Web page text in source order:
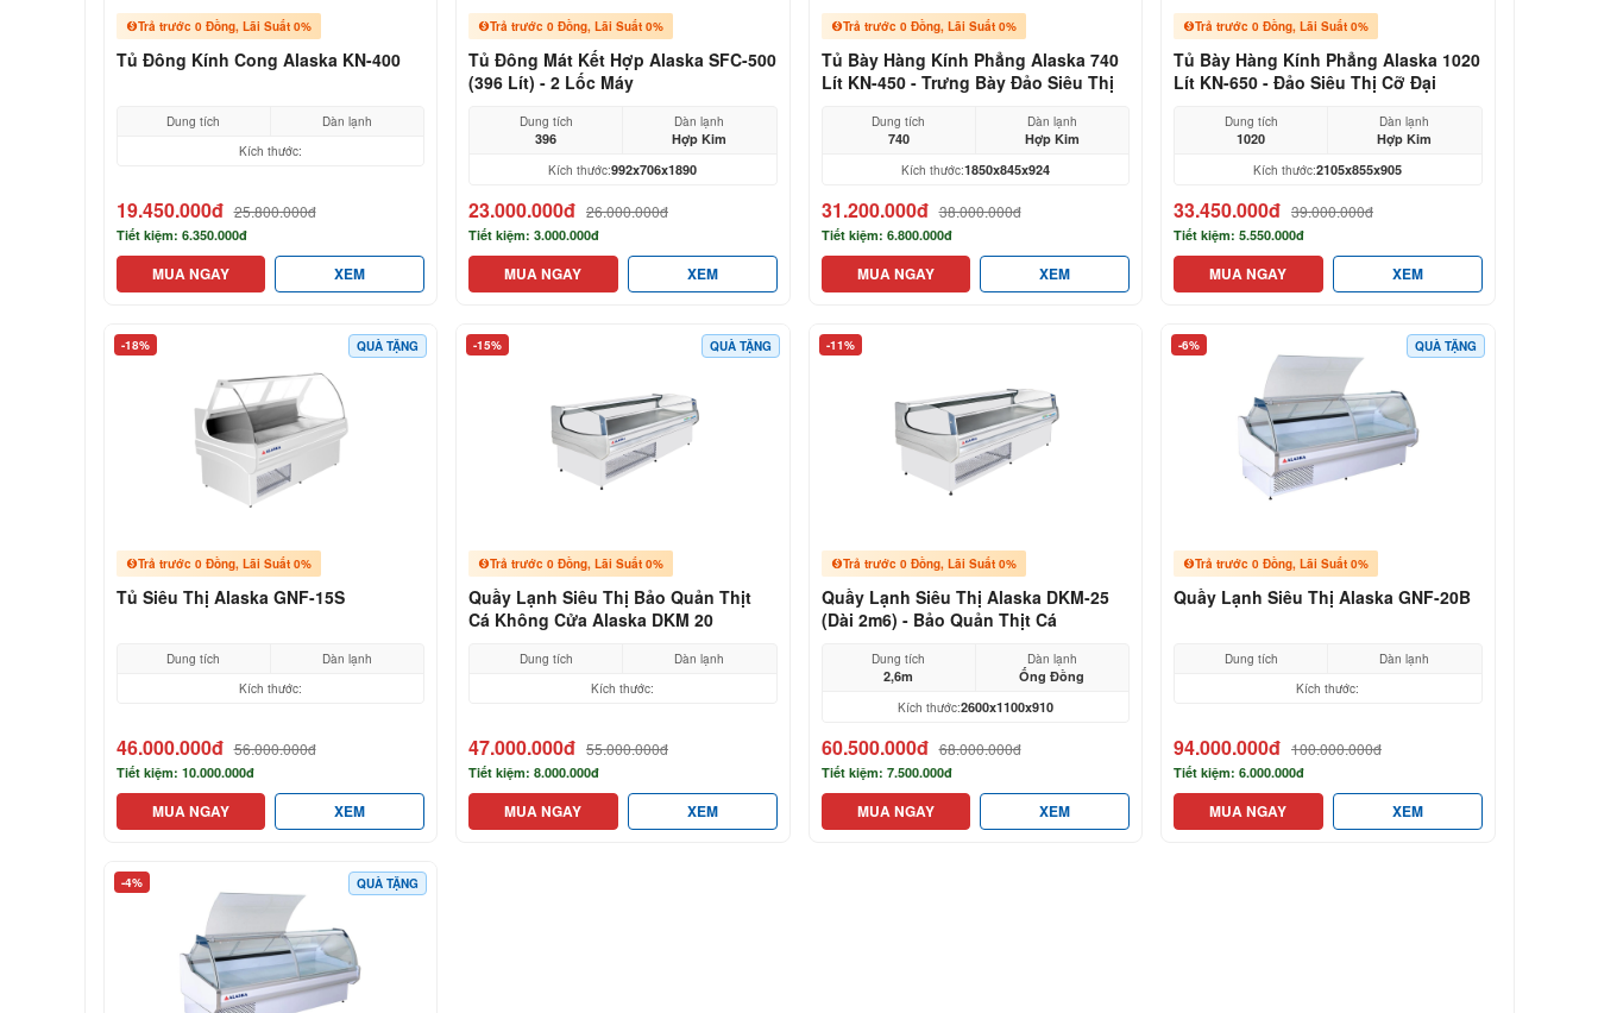
Trả trước 0 Đồng, Lãi Suất 0%
Tủ Đông Kính Cong Alaska KN-400
Dung tích
Dàn lạnh
Kích thước:
19.450.000đ 25.800.000đ
Tiết kiệm: 6.350.000đ
MUA NGAY XEM
Trả trước 0 Đồng, Lãi Suất 0%
Tủ Đông Mát Kết Hợp Alaska SFC-500
(396 Lít) - 2 Lốc Máy
Dung tích
396
Dàn lạnh
Hợp Kim
Kích thước:992x706x1890
23.000.000đ 26.000.000đ
Tiết kiệm: 3.000.000đ
MUA NGAY XEM
Trả trước 0 Đồng, Lãi Suất 0%
Tủ Bày Hàng Kính Phẳng Alaska 740
Lít KN-450 - Trưng Bày Đảo Siêu Thị
Dung tích
740
Dàn lạnh
Hợp Kim
Kích thước:1850x845x924
31.200.000đ 38.000.000đ
Tiết kiệm: 6.800.000đ
MUA NGAY XEM
Trả trước 0 Đồng, Lãi Suất 0%
Tủ Bày Hàng Kính Phẳng Alaska 1020
Lít KN-650 - Đảo Siêu Thị Cỡ Đại
Dung tích
1020
Dàn lạnh
Hợp Kim
Kích thước:2105x855x905
33.450.000đ 39.000.000đ
Tiết kiệm: 5.550.000đ
MUA NGAY XEM
-18% QUÀ TẶNG
Trả trước 0 Đồng, Lãi Suất 0%
Tủ Siêu Thị Alaska GNF-15S
Dung tích
Dàn lạnh
Kích thước:
46.000.000đ 56.000.000đ
Tiết kiệm: 10.000.000đ
MUA NGAY XEM
-15% QUÀ TẶNG
Trả trước 0 Đồng, Lãi Suất 0%
Quầy Lạnh Siêu Thị Bảo Quản Thịt
Cá Không Cửa Alaska DKM 20
Dung tích
Dàn lạnh
Kích thước:
47.000.000đ 55.000.000đ
Tiết kiệm: 8.000.000đ
MUA NGAY XEM
-11%
Trả trước 0 Đồng, Lãi Suất 0%
Quầy Lạnh Siêu Thị Alaska DKM-25
(Dài 2m6) - Bảo Quản Thịt Cá
Dung tích
2,6m
Dàn lạnh
Ống Đồng
Kích thước:2600x1100x910
60.500.000đ 68.000.000đ
Tiết kiệm: 7.500.000đ
MUA NGAY XEM
-6% QUÀ TẶNG
Trả trước 0 Đồng, Lãi Suất 0%
Quầy Lạnh Siêu Thị Alaska GNF-20B
Dung tích
Dàn lạnh
Kích thước:
94.000.000đ 100.000.000đ
Tiết kiệm: 6.000.000đ
MUA NGAY XEM
-4% QUÀ TẶNG